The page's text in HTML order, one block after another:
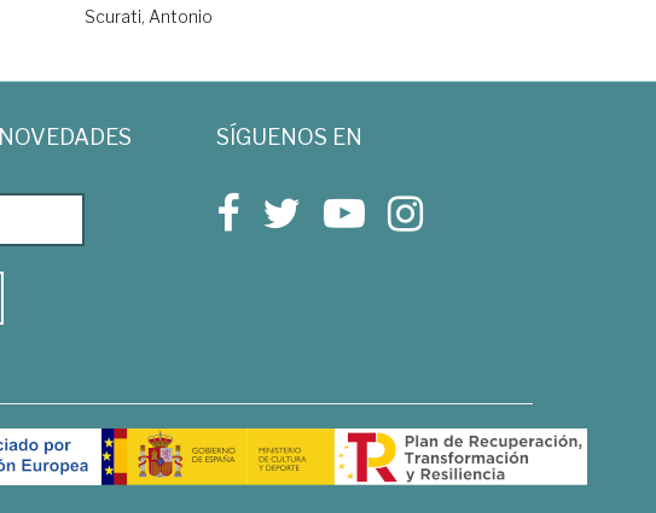
Scurati, Antonio
SÍGUENOS EN